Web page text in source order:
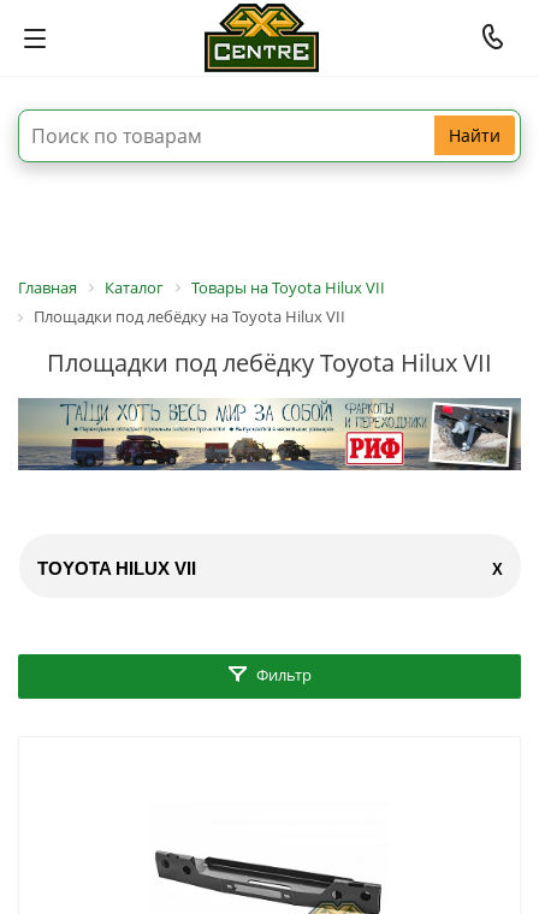
Найти
Главная Каталог
Товары на Toyota Hilux VII
Площадки под лебёдку на Toyota Hilux VII
Площадки под лебёдку Toyota Hilux VII
TOYOTA HILUX VII X
Фильтр